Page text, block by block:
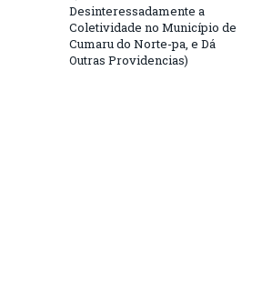
Desinteressadamente a
Coletividade no Município de
Cumaru do Norte-pa, e Dá
Outras Providencias)